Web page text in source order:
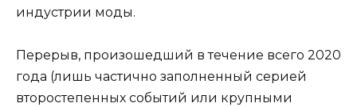
индустрии моды.
Перерыв, произошедший в течение всего 2020
года (лишь частично заполненный серией
второстепенных событий или крупными